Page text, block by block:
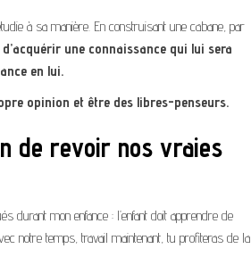
à sa manière. En construisant une cabane, par
d’acquérir une connaissance qui lui sera
en lui.
opinion et être des libres-penseurs.
de revoir nos vraies
durant mon enfance : l’enfant doit apprendre de
notre temps, travail maintenant, tu profiteras de la